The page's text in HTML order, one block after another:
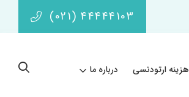
(021) 44444103
هزینه ارتودنسی درباره ما